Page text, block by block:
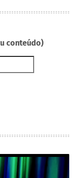
conteúdo)